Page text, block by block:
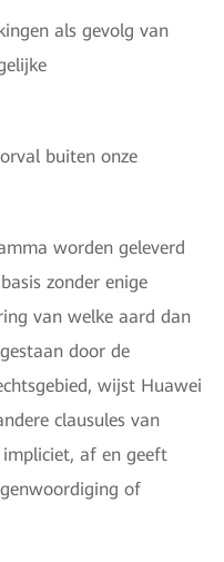
als gevolg van
buiten onze
worden geleverd
zonder enige
van welke aard dan
door de
wijst Huawei
clausules van
af en geeft
of